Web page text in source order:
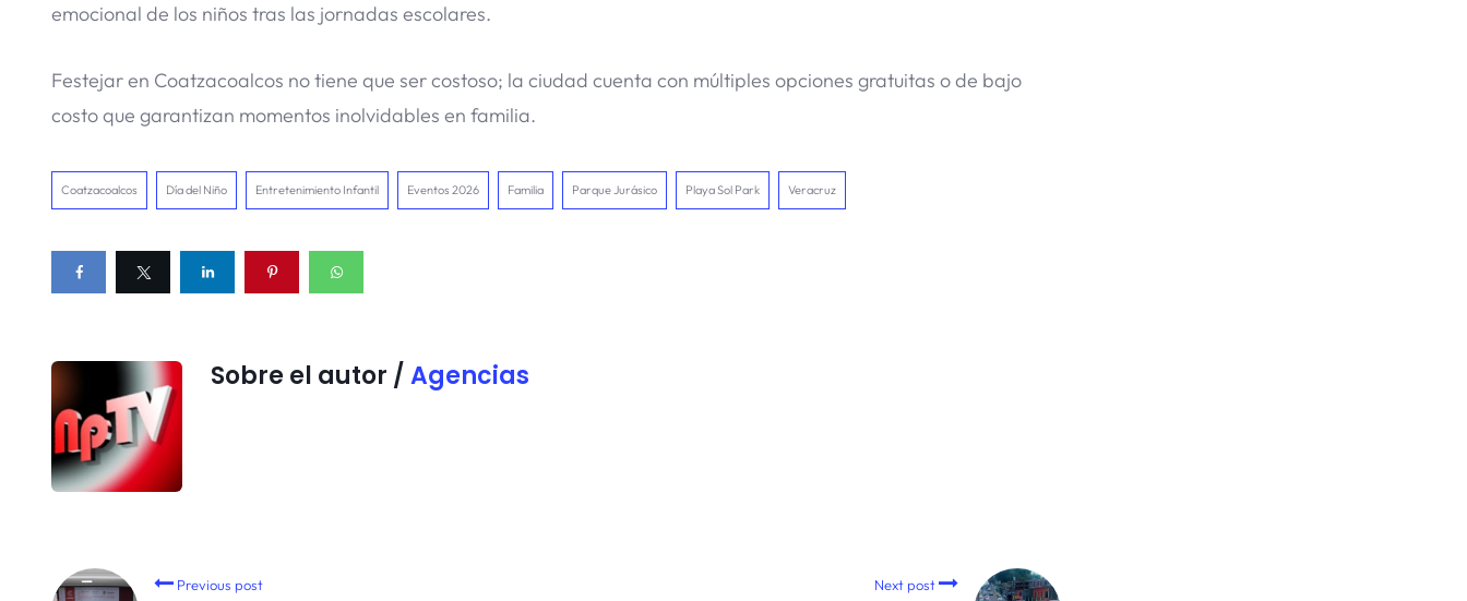
emocional de los niños tras las jornadas escolares.
Festejar en Coatzacoalcos no tiene que ser costoso; la ciudad cuenta con múltiples opciones gratuitas o de bajo
costo que garantizan momentos inolvidables en familia.
Coatzacoalcos Día del Niño Entretenimiento Infantil Eventos 2026 Familia Parque Jurásico Playa Sol Park Veracruz
Sobre el autor / Agencias
Previous post Next post